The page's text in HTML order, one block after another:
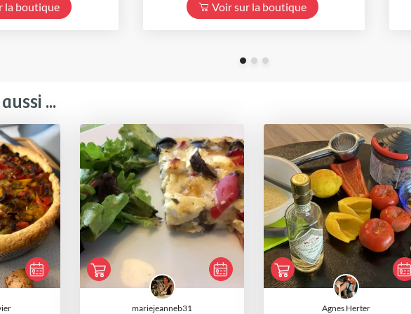
la boutique Voir sur la boutique
...
mariejeanneb31 Agnes Herter